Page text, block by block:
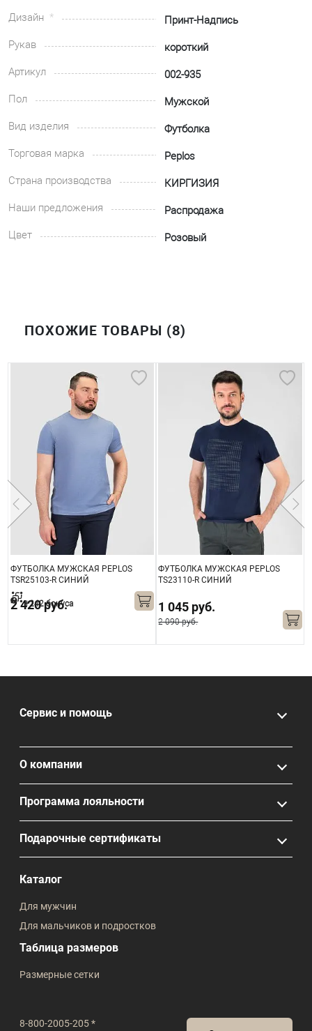
Дизайн
Принт-Надпись
Рукав
короткий
Артикул
002-935
Пол
Мужской
Вид изделия
Футболка
Торговая марка
Peplos
Страна производства
КИРГИЗИЯ
Наши предложения
Распродажа
Цвет
Розовый
ПОХОЖИЕ ТОВАРЫ (8)
ФУТБОЛКА МУЖСКАЯ PEPLOS
TSR25103-R СИНИЙ
2 420 руб.
+242 бонуса
ФУТБОЛКА МУЖСКАЯ PEPLOS
TS23110-R СИНИЙ
1 045 руб.
2 090 руб.
8-800-2005-205 *
Сервис и помощь
О компании
Программа лояльности
Подарочные сертификаты
Каталог
Для мужчин
Для мальчиков и подростков
Таблица размеров
Размерные сетки